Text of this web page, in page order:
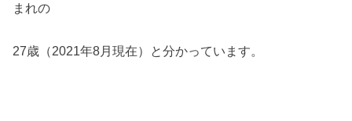
まれの
27歳（2021年8月現在）と分かっています。